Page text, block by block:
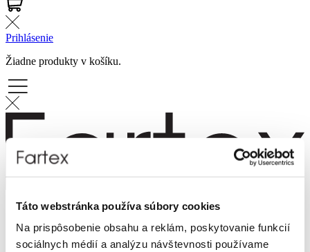
Táto webstránka používa súbory cookies
Na prispôsobenie obsahu a reklám, poskytovanie funkcií
sociálnych médií a analýzu návštevnosti používame
Prihlásenie
Žiadne produkty v košíku.
Značky
Novinky
Dámska móda
Pánska móda